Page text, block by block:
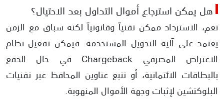
​هل يمكن استرجاع أموال التداول بعد الاحتيال؟
​نعم، الاسترداد ممكن تقنياً وقانونياً لكنه سباق مع الزمن
يعتمد على آلية التحويل المستخدمة. فيمكن تفعيل نظام
الاعتراض المصرفي Chargeback في حال الدفع
بالبطاقات الائتمانية، أو تتبع عناوين المحافظ عبر تقنيات
البلوكتشين لإثبات وجهة الأموال المنهوبة.